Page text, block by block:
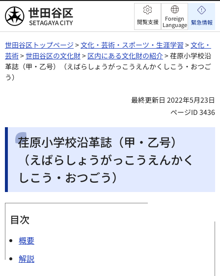
世田谷区 閲覧支援
Foreign
Language 緊急情報
世田谷区トップページ >文化・芸術・スポーツ・生涯学習 >文化・
芸術>世田谷区の文化財> 区内にある文化財の紹介> 荏原小学校沿
革誌（甲・乙号）（えばらしょうがっこうえんかくしこう・おつご
う）
最終更新日 2022年5月23日
ページID 3436
荏原小学校沿革誌（甲・乙号）
（えばらしょうがっこうえんかく
しこう・おつごう）
目次
概要
解説